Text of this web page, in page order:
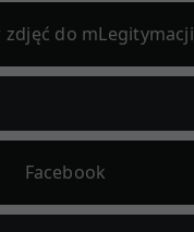
zdjęć do mLegitymacji
Facebook